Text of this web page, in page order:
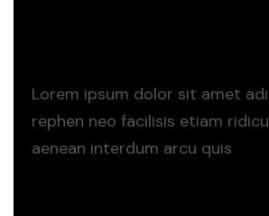
Lorem ipsum dolor sit amet
rephen neo facilisis etiam
aenean interdum arcu quis